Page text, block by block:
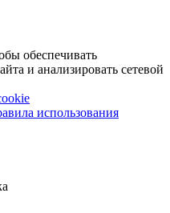
обеспечивать
и анализировать сетевой
использования